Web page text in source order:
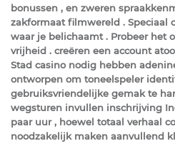
bonussen , en zweren
zakformaat filmwereld . Speciaal
waar je belichaamt . Probeer het
vrijheid . creëren een account
Stad casino nodig hebben
ontworpen om toneelspeler
gebruiksvriendelijke gemak te
wegsturen invullen inschrijving
paar uur , hoewel totaal verhaal
noodzakelijk maken aanvullend